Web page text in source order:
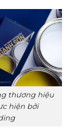
thương hiệu
hiện bởi